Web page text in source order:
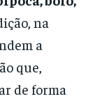
na
a
que,
de forma